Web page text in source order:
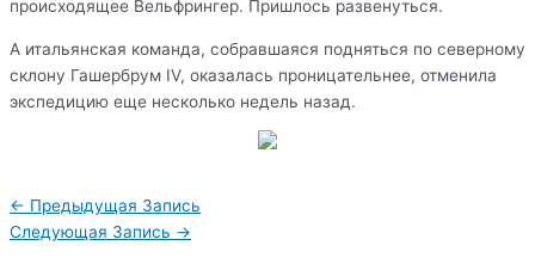
происходящее Вельфрингер. Пришлось развенуться.
А итальянская команда, собравшаяся подняться по северному
склону Гашербрум IV, оказалась проницательнее, отменила
экспедицию еще несколько недель назад.
Навигация
по
← Предыдущая Запись
Следующая Запись →